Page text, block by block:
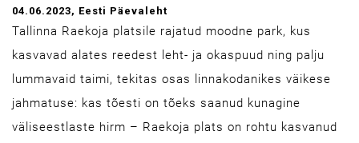
04.06.2023, Eesti Päevaleht
Tallinna Raekoja platsile rajatud moodne park, kus
kasvavad alates reedest leht- ja okaspuud ning palju
lummavaid taimi, tekitas osas linnakodanikes väikese
jahmatuse: kas tõesti on tõeks saanud kunagine
väliseestlaste hirm – Raekoja plats on rohtu kasvanud